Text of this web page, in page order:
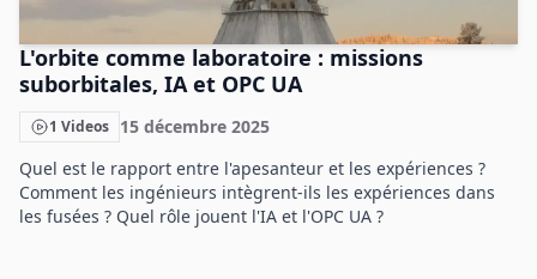
L'orbite comme laboratoire : missions
suborbitales, IA et OPC UA
1 Videos 15 décembre 2025
Quel est le rapport entre l'apesanteur et les expériences ?
Comment les ingénieurs intègrent-ils les expériences dans
les fusées ? Quel rôle jouent l'IA et l'OPC UA ?